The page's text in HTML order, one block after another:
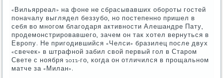
«Вильярреал» на фоне не сбрасывавших обороты гостей
поначалу выглядел беззубо, но постепенно пришел в
себя во многом благодаря активности Алешандре Пату,
продемонстрировавшего, зачем он так хотел вернуться в
Европу. Не пригодившийся «Челси» бразилец после двух
«свечек» в штрафной забил свой первый гол в Старом
Свете с ноября 2012-го, когда он отличился в прощальном
матче за «Милан».